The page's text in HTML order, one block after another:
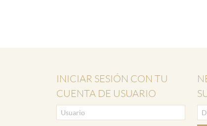
INICIAR SESIÓN CON TU
CUENTA DE USUARIO